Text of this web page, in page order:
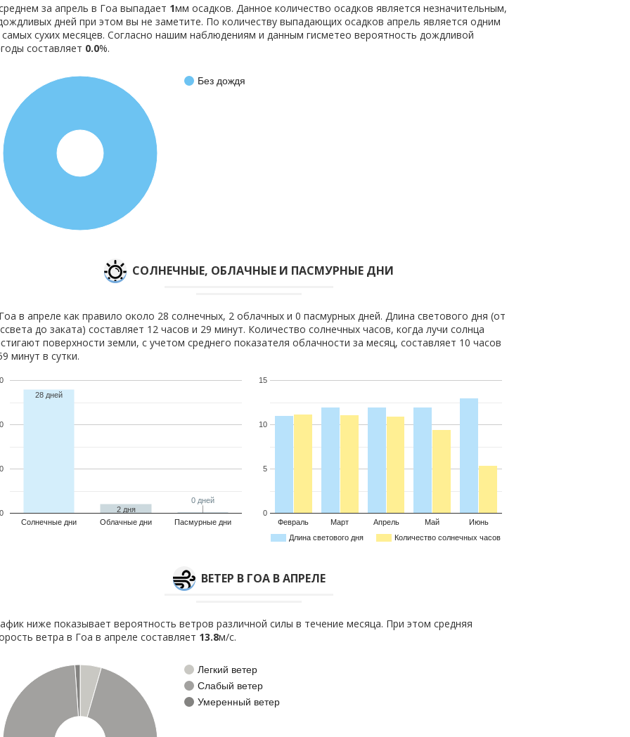
за апрель в Гоа выпадает 1мм осадков. Данное количество осадков является незначительным,
дней при этом вы не заметите. По количеству выпадающих осадков апрель является одним
самых сухих месяцев. Согласно нашим наблюдениям и данным гисметео вероятность дождливой
составляет 0.0%.
Без дождя
CОЛНЕЧНЫЕ, ОБЛАЧНЫЕ И ПАСМУРНЫЕ ДНИ
в апреле как правило около 28 солнечных, 2 облачных и 0 пасмурных дней. Длина светового дня (от
до заката) составляет 12 часов и 29 минут. Количество солнечных часов, когда лучи солнца
поверхности земли, с учетом среднего показателя облачности за месяц, составляет 10 часов
минут в сутки.
Солнечные дни Облачные дни Пасмурные дни
0
28 дней
2 дня
0 дней
0 дней
Длина светового дня Количество солнечных часов
Февраль Март Апрель Май Июнь
0
5
10
15
ВЕТЕР В ГОА В АПРЕЛЕ
ниже показывает вероятность ветров различной силы в течение месяца. При этом средняя
ветра в Гоа в апреле составляет 13.8м/с.
Легкий ветер
Слабый ветер
Умеренный ветер